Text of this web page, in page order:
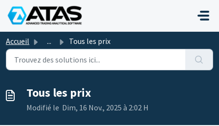
Passer au contenu principal
Accueil ... Tous les prix
Tous les prix
Modifié le Dim, 16 Nov., 2025 à 2:02 H